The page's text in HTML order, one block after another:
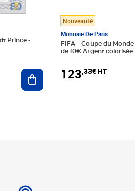
Prince -
Ajouter au panier
Nouveauté
Monnaie De Paris
FIFA – Coupe du
de 10€ Argent colorisée
123,33€ HT